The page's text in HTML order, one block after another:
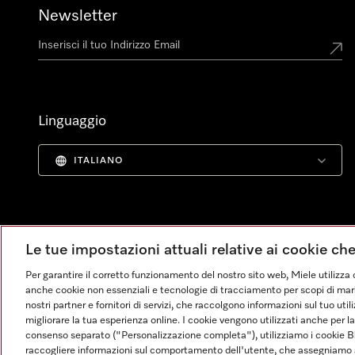
Newsletter
Linguaggio
ITALIANO
Le tue impostazioni attuali relative ai cookie
Per garantire il corretto funzionamento del nostro sito web, Miele
anche cookie non essenziali e tecnologie di tracciamento per scopi di
nostri partner e fornitori di servizi, che raccolgono informazioni sul tuo
migliorare la tua esperienza online. I cookie vengono utilizzati anche per
consenso separato ("Personalizzazione completa"), utilizziamo i cookie
raccogliere informazioni sul comportamento dell'utente, che